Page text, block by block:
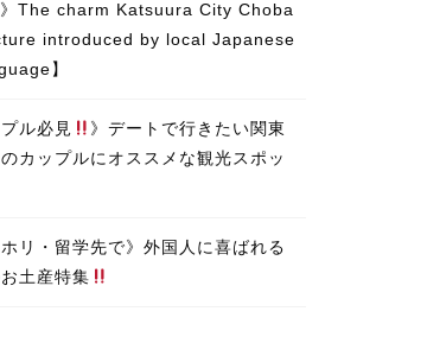
The charm Katsuura City Choba
introduced by local Japanese
】
プル必見
》デートで行きたい関東
カップルにオススメな観光スポッ
ホリ・留学先で》外国人に喜ばれる
土産特集